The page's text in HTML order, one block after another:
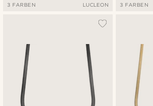
3 FARBEN LUCLEON 3 FARBEN